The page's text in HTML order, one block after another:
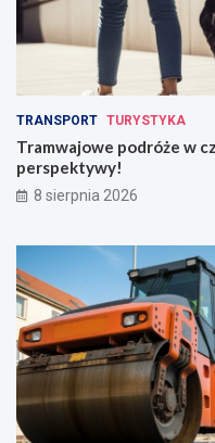
TRANSPORT TURYSTYKA
Tramwajowe podróże w
perspektywy!
8 sierpnia 2026